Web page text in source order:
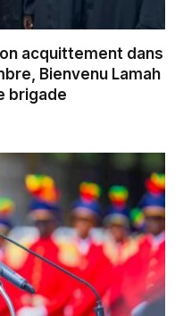
acquittement dans
Bienvenu Lamah
brigade